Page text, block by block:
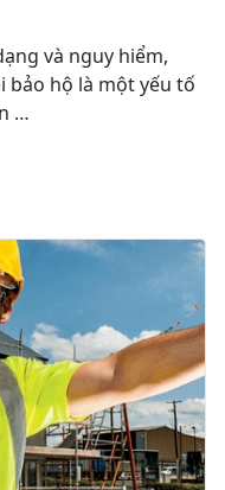
và nguy hiểm,
bảo hộ là một yếu tố
…